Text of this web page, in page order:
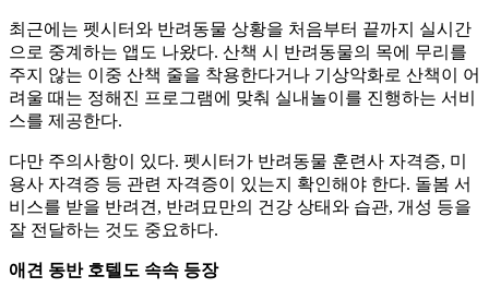
최근에는 펫시터와 반려동물 상황을 처음부터 끝까지 실시간
으로 중계하는 앱도 나왔다. 산책 시 반려동물의 목에 무리를
주지 않는 이중 산책 줄을 착용한다거나 기상악화로 산책이 어
려울 때는 정해진 프로그램에 맞춰 실내놀이를 진행하는 서비
스를 제공한다.
다만 주의사항이 있다. 펫시터가 반려동물 훈련사 자격증, 미
용사 자격증 등 관련 자격증이 있는지 확인해야 한다. 돌봄 서
비스를 받을 반려견, 반려묘만의 건강 상태와 습관, 개성 등을
잘 전달하는 것도 중요하다.
애견 동반 호텔도 속속 등장